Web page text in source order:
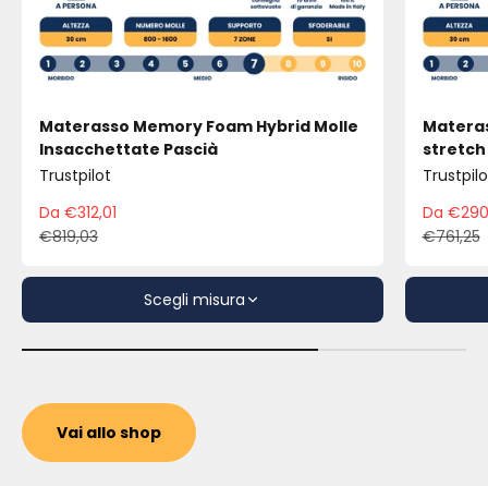
Materasso Memory Foam Hybrid Molle
Insacchettate Pascià
Trustpilot
Prezzo scontato
Da €312,01
Prezzo
€819,03
Scegli misura
stretch
Da
€761,25
Vai allo shop